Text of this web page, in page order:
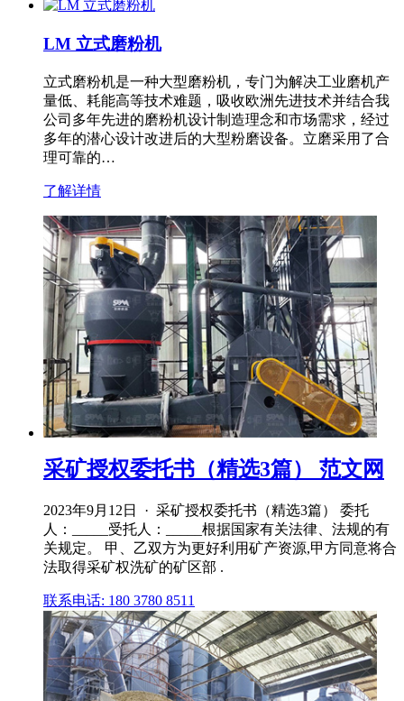
LM 立式磨粉机
立式磨粉机是一种大型磨粉机，专门为解决工业磨机产
量低、耗能高等技术难题，吸收欧洲先进技术并结合我
公司多年先进的磨粉机设计制造理念和市场需求，经过
多年的潜心设计改进后的大型粉磨设备。立磨采用了合
理可靠的…
了解详情
采矿授权委托书（精选3篇） 范文网
2023年9月12日 · 采矿授权委托书（精选3篇） 委托
人：_____受托人：_____根据国家有关法律、法规的有
关规定。 甲、乙双方为更好利用矿产资源,甲方同意将合
法取得采矿权洗矿的矿区部 .
联系电话: 180 3780 8511